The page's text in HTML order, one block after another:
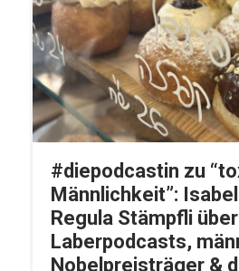
#diepodcastin zu
Männlichkeit”:
Regula Stämpfli
Laberpodcasts,
Nobelpreisträger &